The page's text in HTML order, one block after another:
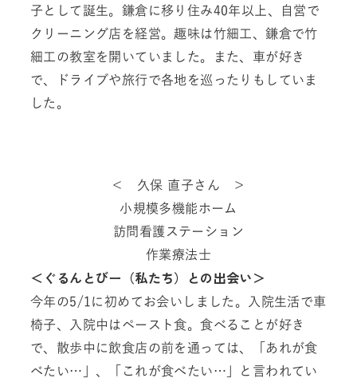
子として誕生。鎌倉に移り住み40年以上、自営で
クリーニング店を経営。趣味は竹細工、鎌倉で竹
細工の教室を開いていました。また、車が好き
で、ドライブや旅行で各地を巡ったりもしていま
した。
＜ 久保 直子さん ＞
小規模多機能ホーム
訪問看護ステーション
作業療法士
＜ぐるんとびー（私たち）との出会い＞
今年の5/1に初めてお会いしました。入院生活で車
椅子、入院中はペースト食。食べることが好き
で、散歩中に飲食店の前を通っては、「あれが食
べたい…」、「これが食べたい…」と言われてい